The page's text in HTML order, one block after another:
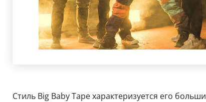
Стиль Big Baby Tape характеризуется его